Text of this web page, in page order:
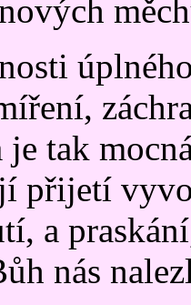
tak
přijetí
a
nás